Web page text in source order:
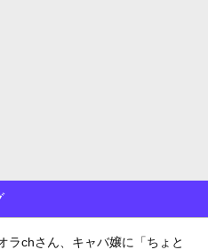
ラchさん、キャバ嬢に「ちょと